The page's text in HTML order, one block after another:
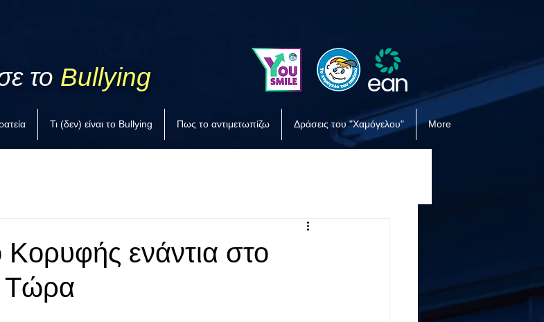
το Bullying
Τι (δεν) είναι το Bullying Πως το αντιμετωπίζω Δράσεις του "Χαμόγελου" More
ενάντια στο
Τώρα